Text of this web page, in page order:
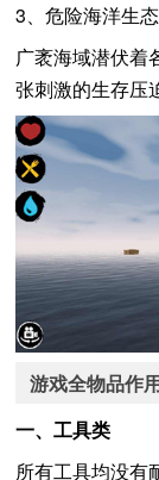
3、危险海洋生态
广袤海域潜伏着
张刺激的生存压
游戏全物品作
一、工具类
所有工具均没有